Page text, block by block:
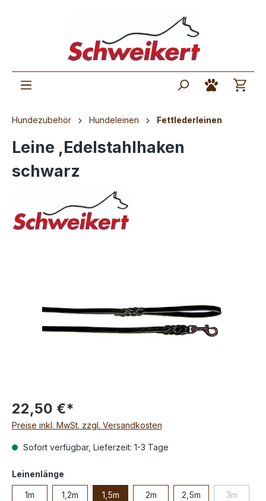
Hundezubehör Hundeleinen Fettlederleinen
Leine ,Edelstahlhaken
schwarz
22,50 €*
Preise inkl. MwSt. zzgl. Versandkosten
Sofort verfügbar, Lieferzeit: 1-3 Tage
Leinenlänge
1m 1,2m 1,5m 2m 2,5m 3m